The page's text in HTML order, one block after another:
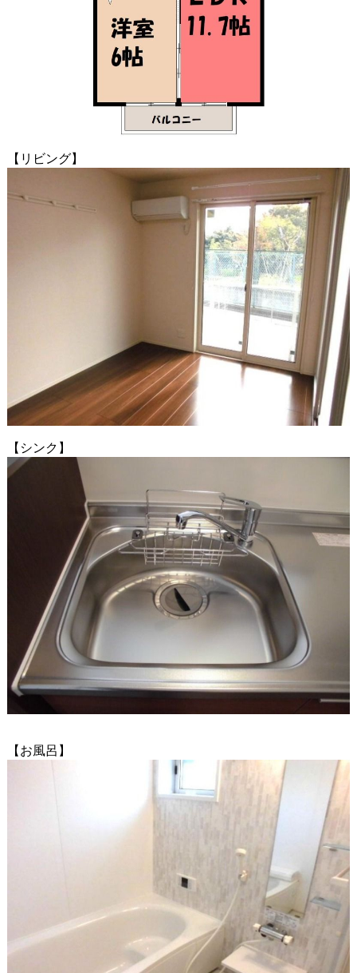
【リビング】
【シンク】
【お風呂】